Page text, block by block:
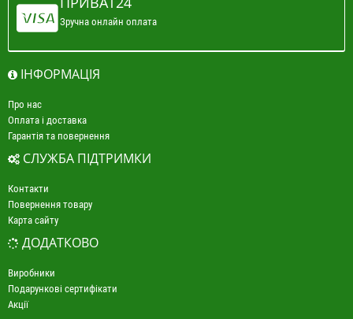
Зручна онлайн оплата
ІНФОРМАЦІЯ
Про нас
Оплата і доставка
Гарантія та повернення
СЛУЖБА ПІДТРИМКИ
Контакти
Повернення товару
Карта сайту
ДОДАТКОВО
Виробники
Подарункові сертифікати
Акції